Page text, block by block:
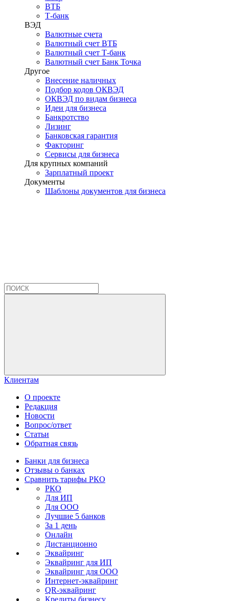
ВТБ
Т-банк
ВЭД
Валютные счета
Валютный счет ВТБ
Валютный счет Т-банк
Валютный счет Банк Точка
Другое
Внесение наличных
Подбор кодов ОКВЭД
ОКВЭД по видам бизнеса
Идеи для бизнеса
Банкротство
Лизинг
Банковская гарантия
Факторинг
Сервисы для бизнеса
Для крупных компаний
Зарплатный проект
Документы
Шаблоны документов для бизнеса
Клиентам
О проекте
Редакция
Новости
Вопрос/ответ
Статьи
Обратная связь
Банки для бизнеса
Отзывы о банках
Сравнить тарифы РКО
РКО
Для ИП
Для ООО
Лучшие 5 банков
За 1 день
Онлайн
Дистанционно
Эквайринг
Эквайринг для ИП
Эквайринг для ООО
Интернет-эквайринг
QR-эквайринг
Кредиты бизнесу